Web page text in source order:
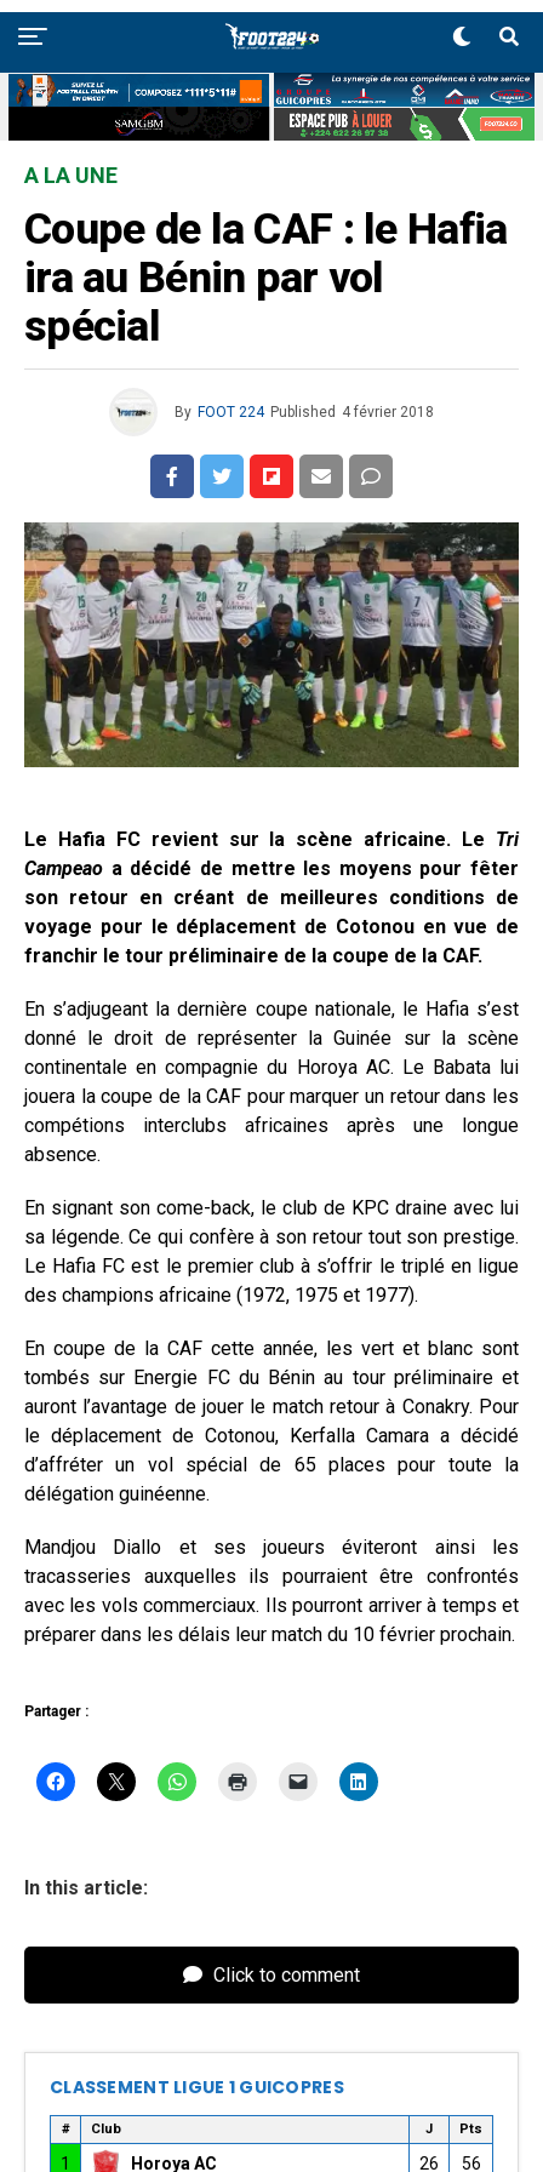
A LA UNE
Coupe de la CAF : le Hafia
ira au Bénin par vol
spécial
By FOOT 224 Published 4 février 2018
Le Hafia FC revient sur la scène africaine. Le Tri
Campeao a décidé de mettre les moyens pour fêter
son retour en créant de meilleures conditions de
voyage pour le déplacement de Cotonou en vue de
franchir le tour préliminaire de la coupe de la CAF.
En s’adjugeant la dernière coupe nationale, le Hafia s’est
donné le droit de représenter la Guinée sur la scène
continentale en compagnie du Horoya AC. Le Babata lui
jouera la coupe de la CAF pour marquer un retour dans les
compétions interclubs africaines après une longue
absence.
En signant son come-back, le club de KPC draine avec lui
sa légende. Ce qui confère à son retour tout son prestige.
Le Hafia FC est le premier club à s’offrir le triplé en ligue
des champions africaine (1972, 1975 et 1977).
En coupe de la CAF cette année, les vert et blanc sont
tombés sur Energie FC du Bénin au tour préliminaire et
auront l’avantage de jouer le match retour à Conakry. Pour
le déplacement de Cotonou, Kerfalla Camara a décidé
d’affréter un vol spécial de 65 places pour toute la
délégation guinéenne.
Mandjou Diallo et ses joueurs éviteront ainsi les
tracasseries auxquelles ils pourraient être confrontés
avec les vols commerciaux. Ils pourront arriver à temps et
préparer dans les délais leur match du 10 février prochain.
Partager :
In this article:
Click to comment
CLASSEMENT LIGUE 1 GUICOPRES
# Club J Pts
1 Horoya AC 26 56